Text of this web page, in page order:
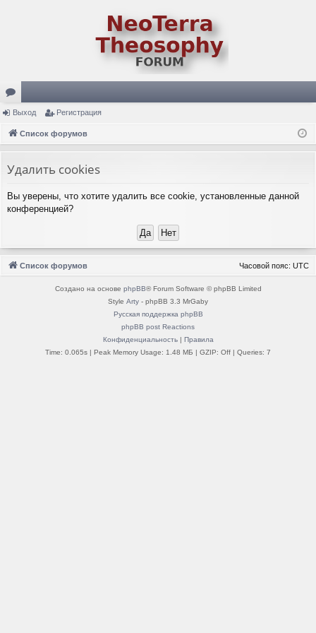
ор
ум
Выход Регистрация
Список форумов
Удалить cookies
Вы уверены, что хотите удалить все cookie, установленные данной
конференцией?
Список форумов Часовой пояс: UTC
Создано на основе phpBB® Forum Software © phpBB Limited
Style Arty - phpBB 3.3 MrGaby
Русская поддержка phpBB
phpBB post Reactions
Конфиденциальность| Правила
Time: 0.065s | Peak Memory Usage: 1.48 МБ | GZIP: Off | Queries: 7